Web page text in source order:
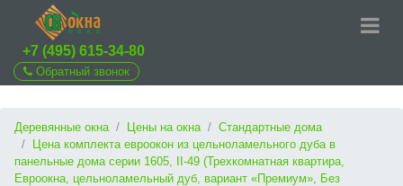
+7 (495) 615-34-80
Обратный звонок
Деревянные окна Цены на окна
Стандартные дома
Цена комплекта евроокон из цельноламельного дуба в
панельные дома серии 1605, II-49 (Трехкомнатная квартира,
Евроокна, цельноламельный дуб, вариант «Премиум», Без